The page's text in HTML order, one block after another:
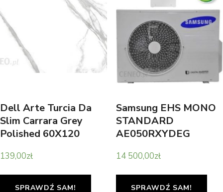
Dell Arte Turcia Da
Slim Carrara Grey
Polished 60X120
139,00zł
SPRAWDŹ SAM!
Samsung EHS MONO
STANDARD
AE050RXYDEG
14 500,00zł
SPRAWDŹ SAM!